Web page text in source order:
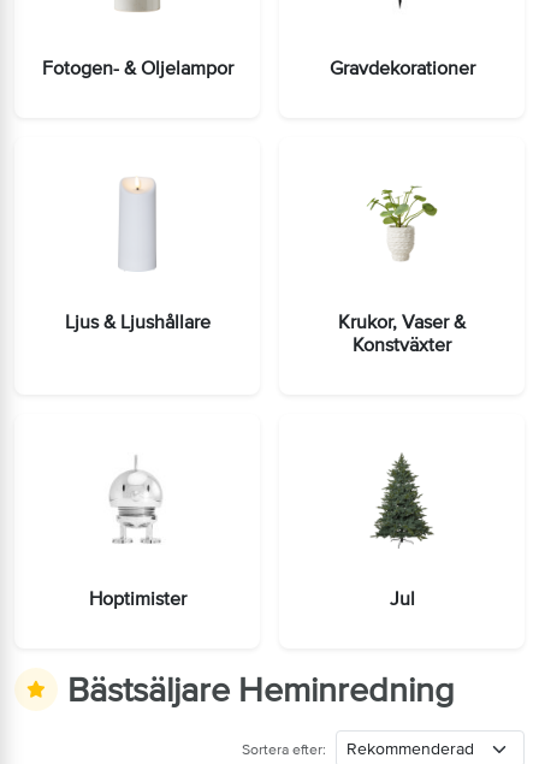
Fotogen- & Oljelampor Gravdekorationer
Ljus & Ljushållare
Krukor, Vaser &
Konstväxter
Hoptimister Jul
Bästsäljare Heminredning
Sortera efter: